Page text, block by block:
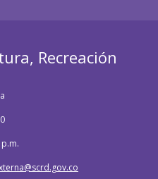
Recreación